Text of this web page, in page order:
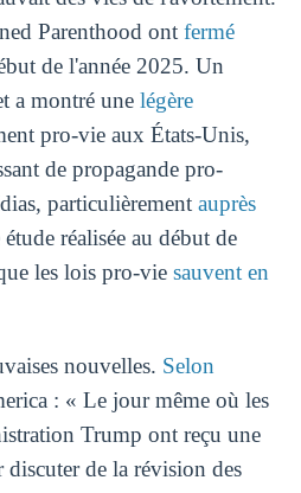
Parenthood ont fermé
de l'année 2025. Un
a montré une légère
pro-vie aux États-Unis,
de propagande pro-
particulièrement auprès
réalisée au début de
les lois pro-vie sauvent en
nouvelles. Selon
: « Le jour même où les
Trump ont reçu une
de la révision des